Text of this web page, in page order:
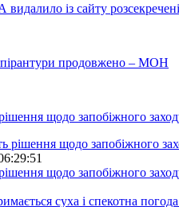
із сайту
продовжено – МОН
щодо запобіжного
щодо запобіжного